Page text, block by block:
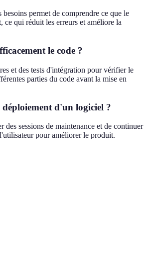
besoins permet de comprendre ce que le
ce qui réduit les erreurs et améliore la
le code ?
et des tests d'intégration pour vérifier le
parties du code avant la mise en
déploiement d'un logiciel ?
des sessions de maintenance et de continuer
pour améliorer le produit.